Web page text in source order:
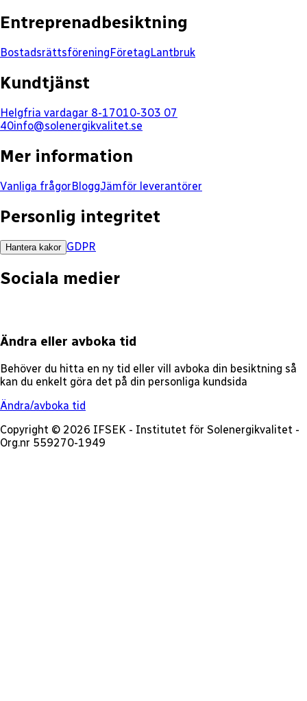
Entreprenadbesiktning
BostadsrättsföreningFöretagLantbruk
Kundtjänst
Helgfria vardagar 8-17010-303 07
40info@solenergikvalitet.se
Mer information
Vanliga frågorBloggJämför leverantörer
Personlig integritet
Hantera kakor GDPR
Sociala medier
Ändra eller avboka tid
Behöver du hitta en ny tid eller vill avboka din besiktning så
kan du enkelt göra det på din personliga kundsida
Ändra/avboka tid
Copyright © 2026 IFSEK - Institutet för Solenergikvalitet -
Org.nr 559270-1949